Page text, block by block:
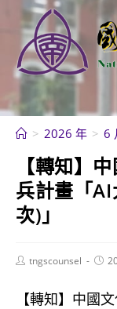
內
> 2026 年 > 6
【轉知】
兵計畫「
次)」
Posttngscounsel
Post
【轉知】中國